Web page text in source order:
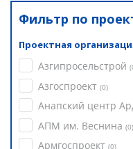
Фильтр по
Проектная
Азгипросельстрой (
Азгоспроект (0)
Анапский центр
АПМ им. Веснина (0)
Армгоспроект (0)